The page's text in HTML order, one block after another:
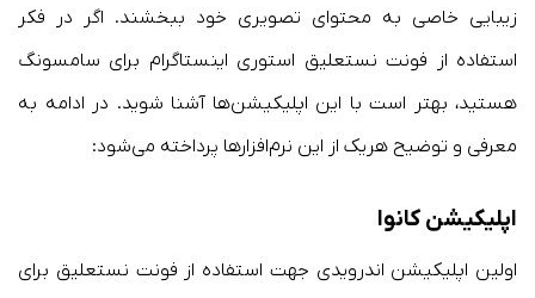
زیبایی خاصی به محتوای تصویری خود ببخشند. اگر در فکر
استفاده از فونت نستعلیق استوری اینستاگرام برای سامسونگ
هستید، بهتر است با این اپلیکیشن‌ها آشنا شوید. در ادامه به
معرفی و توضیح هریک از این نرم‌افزارها پرداخته می‌شود:
اپلیکیشن کانوا
اولین اپلیکیشن اندرویدی جهت استفاده از فونت نستعلیق برای